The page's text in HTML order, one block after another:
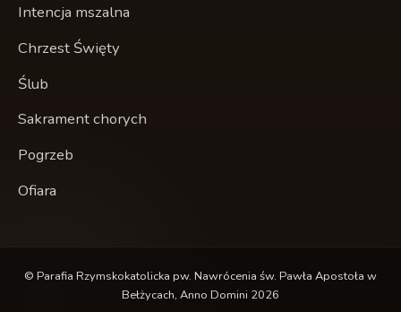
Intencja mszalna
Chrzest Święty
Ślub
Sakrament chorych
Pogrzeb
Ofiara
© Parafia Rzymskokatolicka pw. Nawrócenia św. Pawła Apostoła w
Bełżycach, Anno Domini 2026